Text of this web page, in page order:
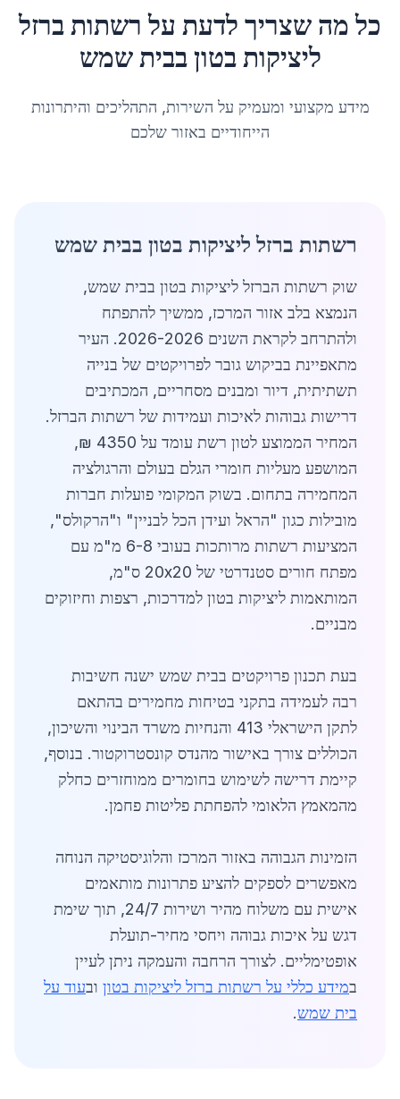
כל מה שצריך לדעת על רשתות ברזל
ליציקות בטוןבבית שמש
מידע מקצועי ומעמיק על השירות, התהליכים והיתרונות
הייחודיים באזור שלכם
רשתות ברזל ליציקות בטון בבית שמש
שוק רשתות הברזל ליציקות בטון בבית שמש,
הנמצא בלב אזור המרכז, ממשיך להתפתח
ולהתרחב לקראת השנים 2026-2026. העיר
מתאפיינת בביקוש גובר לפרויקטים של בנייה
תשתיתית, דיור ומבנים מסחריים, המכתיבים
דרישות גבוהות לאיכות ועמידות של רשתות הברזל.
המחיר הממוצע לטון רשת עומד על 4350 ₪,
המושפע מעליות חומרי הגלם בעולם והרגולציה
המחמירה בתחום. בשוק המקומי פועלות חברות
מובילות כגון "הראל ועידן הכל לבניין" ו"הרקולס",
המציעות רשתות מרותכות בעובי 6-8 מ"מ עם
מפתח חורים סטנדרטי של 20x20 ס"מ,
המותאמות ליציקות בטון למדרכות, רצפות וחיזוקים
מבניים.
בעת תכנון פרויקטים בבית שמש ישנה חשיבות
רבה לעמידה בתקני בטיחות מחמירים בהתאם
לתקן הישראלי 413 והנחיות משרד הבינוי והשיכון,
הכוללים צורך באישור מהנדס קונסטרוקטור. בנוסף,
קיימת דרישה לשימוש בחומרים ממוחזרים כחלק
מהמאמץ הלאומי להפחתת פליטות פחמן.
הזמינות הגבוהה באזור המרכז והלוגיסטיקה הנוחה
מאפשרים לספקים להציע פתרונות מותאמים
אישית עם משלוח מהיר ושירות 24/7, תוך שימת
דגש על איכות גבוהה ויחסי מחיר-תועלת
אופטימליים. לצורך הרחבה והעמקה ניתן לעיין
במידע כללי על רשתות ברזל ליציקות בטון ובעוד על
בית שמש.